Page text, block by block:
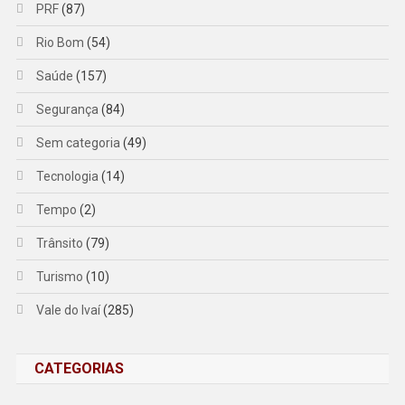
PRF(87)
Rio Bom (54)
Saúde (157)
Segurança (84)
Sem categoria (49)
Tecnologia (14)
Tempo (2)
Trânsito (79)
Turismo (10)
Vale do Ivaí(285)
CATEGORIAS